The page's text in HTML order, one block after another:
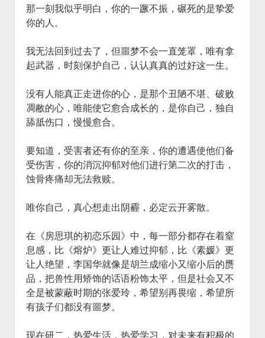
那一刻我似乎明白，你的一蹶不振，碾死的是挚爱
你的人。
我无法回到过去了，但噩梦不会一直笼罩，唯有拿
起武器，时刻保护自己，认认真真的过好这一生。
没有人能真正走进你的心，是那个丑陋不堪、破败
凋敝的心，唯能使它愈合成长的，是你自己，独自
舔舐伤口，慢慢愈合。
要知道，受害者还有你的至亲，你的遭遇使他们备
受伤害，你的消沉抑郁对他们进行第二次的打击，
蚀骨疼痛却无法救赎。
唯你自己，真心想走出阴霾，必定云开雾散。
在《房思琪的初恋乐园》中，每一部分都存在着窒
息感，比《熔炉》更让人难过抑郁，比《素媛》更
让人绝望，李国华就像是胡兰成缩小又缩小后的赝
品，把兽性用矫饰的话语粉饰太平，但是社会又不
全是被蒙蔽时期的张爱玲，希望别再畏缩，希望所
有孩子们都没有噩梦。
现在研二，热爱生活，热爱学习，对未来有积极的